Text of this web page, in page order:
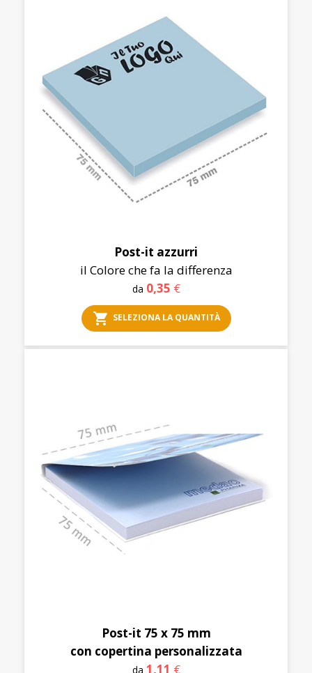
Post-it azzurri
il Colore che fa la differenza
da 0,35 €
shopping_cart SELEZIONA LA QUANTITÀ
Post-it 75 x 75 mm
con copertina personalizzata
da 1,11 €